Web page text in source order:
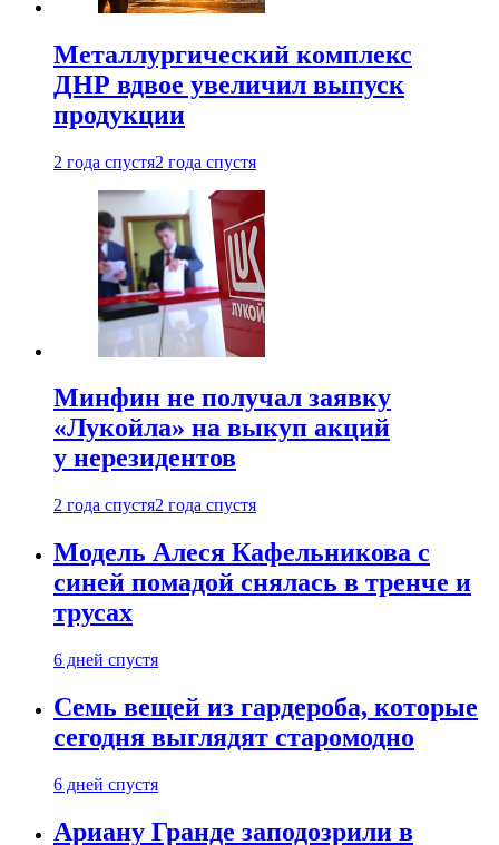
Металлургический комплекс
ДНР вдвое увеличил выпуск
продукции
2 года спустя2 года спустя
Минфин не получал заявку
«Лукойла» на выкуп акций
у нерезидентов
2 года спустя2 года спустя
Модель Алеся Кафельникова с
синей помадой снялась в тренче и
трусах
6 дней спустя
Семь вещей из гардероба, которые
сегодня выглядят старомодно
6 дней спустя
Ариану Гранде заподозрили в